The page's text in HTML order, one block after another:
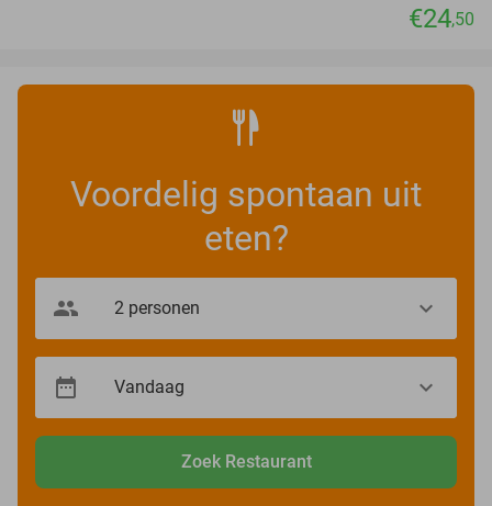
€24,50
Voordelig spontaan uit
eten?
Zoek Restaurant